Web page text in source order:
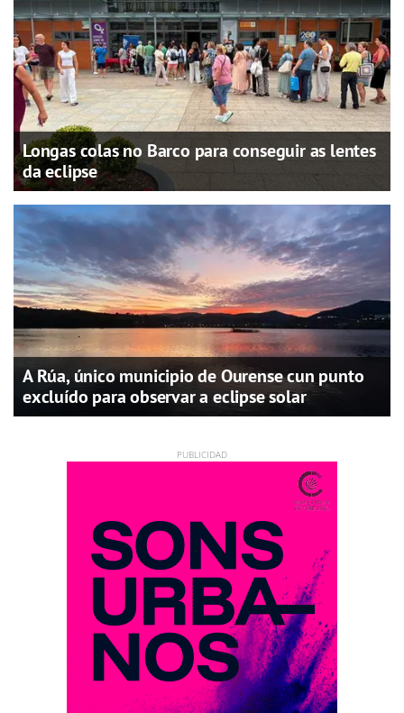
Longas colas no Barco para conseguir as lentes
da eclipse
A Rúa, único municipio de Ourense cun punto
excluído para observar a eclipse solar